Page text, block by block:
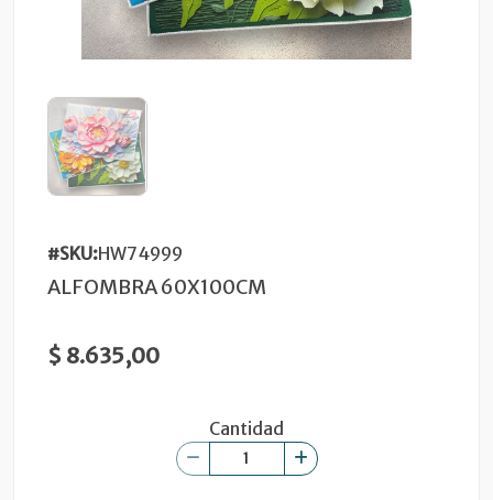
#SKU:HW74999
ALFOMBRA 60X100CM
$ 8.635,00
Cantidad